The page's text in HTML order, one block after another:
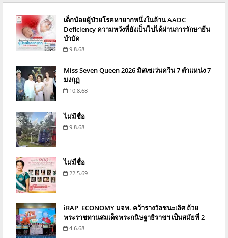
เด็กน้อยผู้ป่วยโรคหายากหนึ่งในล้าน AADC
Deficiency ความหวังที่ยังเป็นไปได้ผ่านการรักษายีน
บำบัด
9.8.68
Miss Seven Queen 2026 มิสเซเว่นควีน 7 ตำแหน่ง 7
มงกุฏ
10.8.68
ไม่มีชื่อ
9.8.68
ไม่มีชื่อ
22.5.69
iRAP_ECONOMY มจพ. คว้ารางวัลชนะเลิศ ถ้วย
พระราชทานสมเด็จพระกนิษฐาธิราชฯ เป็นสมัยที่ 2
4.6.68